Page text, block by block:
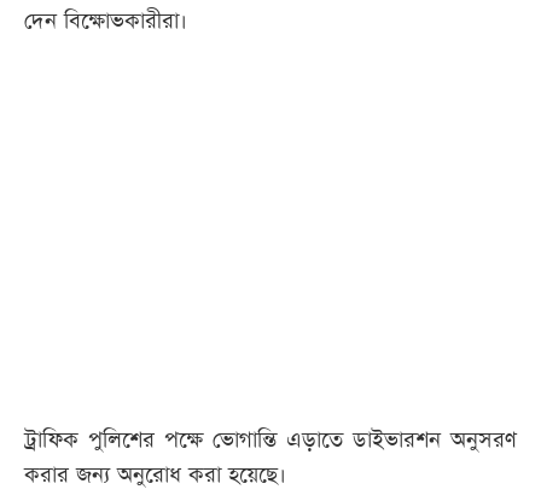
দেন বিক্ষোভকারীরা।
ট্রাফিক পুলিশের পক্ষে ভোগান্তি এড়াতে ডাইভারশন অনুসরণ
করার জন্য অনুরোধ করা হয়েছে।